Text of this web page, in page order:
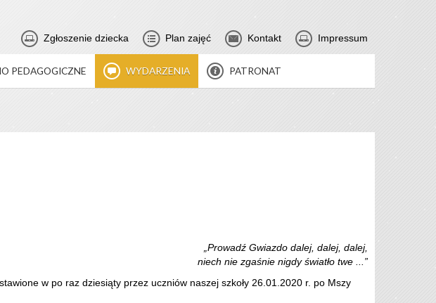
Zgłoszenie dziecka Plan zajęć Kontakt Impressum
PEDAGOGICZNE WYDARZENIA PATRONAT
„Prowadź Gwiazdo dalej, dalej, dalej,
niech nie zgaśnie nigdy światło twe ...”
w po raz dziesiąty przez uczniów naszej szkoły 26.01.2020 r. po Mszy